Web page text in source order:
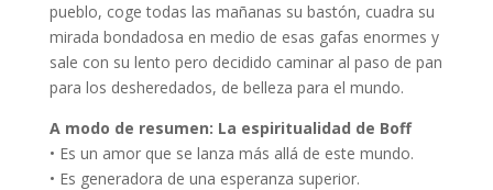
pueblo, coge todas las mañanas su bastón, cuadra su
mirada bondadosa en medio de esas gafas enormes y
sale con su lento pero decidido caminar al paso de pan
para los desheredados, de belleza para el mundo.
A modo de resumen: La espiritualidad de Boff
• Es un amor que se lanza más allá de este mundo.
• Es generadora de una esperanza superior.